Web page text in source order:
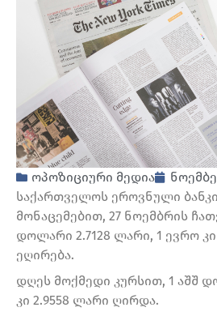
ოპოზიციური მედია
საქართველოს ეროვნული
მონაცემებით, 27 ნოემბრის
დოლარი 2.7128 ლარი, 1 ევრო
ეღირება.
დღეს მოქმედი კურსით, 1 აშშ
კი 2.9558 ლარი ღირდა.